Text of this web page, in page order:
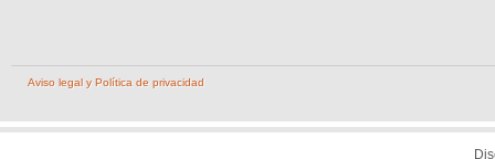
Aviso legal y Política de privacidad